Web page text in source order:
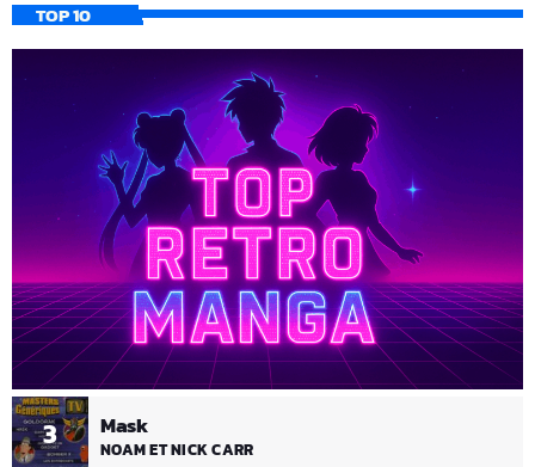
TOP 10
3 Mask
NOAM ET NICK CARR